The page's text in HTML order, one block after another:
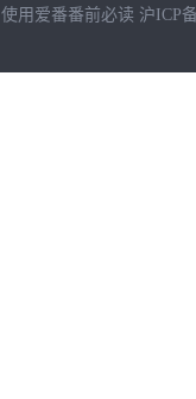
使用爱番番前必读 沪ICP